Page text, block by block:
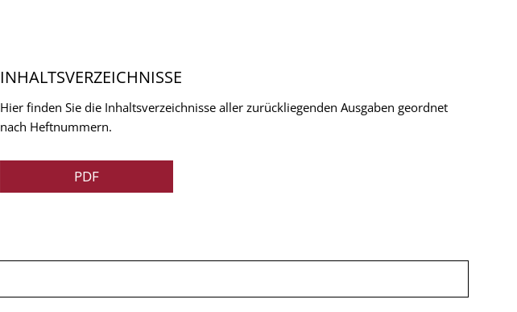
INHALTSVERZEICHNISSE
Hier finden Sie die Inhaltsverzeichnisse aller zurückliegenden Ausgaben geordnet
nach Heftnummern.
PDF